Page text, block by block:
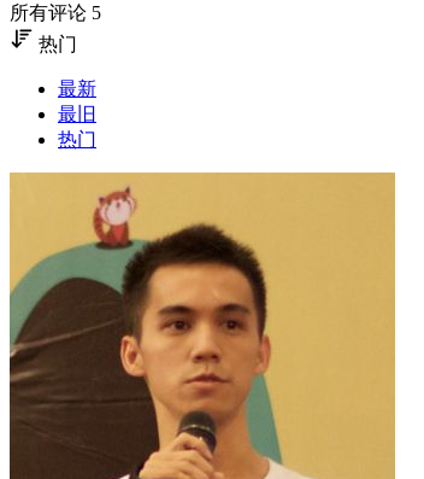
所有评论 5
热门
最新
最旧
热门